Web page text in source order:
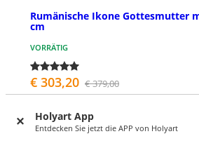
Holyart App
Entdecken Sie jetzt die APP von Holyart
Rumänische Ikone Gottesmutter
cm
VORRÄTIG
€ 303,20 € 379,00